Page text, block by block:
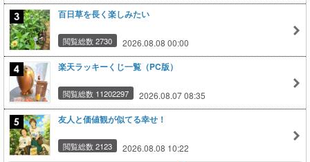
百日草を長く楽しみたい
閲覧総数 2730 2026.08.08 00:00
楽天ラッキーくじ一覧（PC版）
閲覧総数 11202297 2026.08.07 08:35
友人と価値観が似てる幸せ！
閲覧総数 2123 2026.08.08 10:22